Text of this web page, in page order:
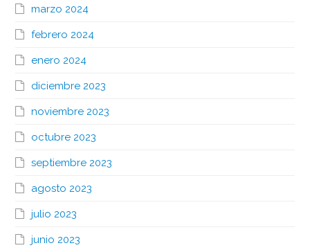
marzo 2024
febrero 2024
enero 2024
diciembre 2023
noviembre 2023
octubre 2023
septiembre 2023
agosto 2023
julio 2023
junio 2023